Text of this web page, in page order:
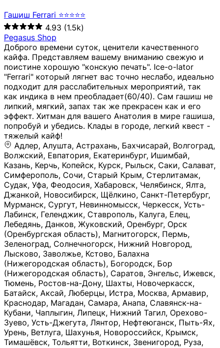
Гашиш Ferrari ⭐⭐⭐⭐⭐
4.93 (1.5k)
Pegasus Shop
Доброго времени суток, ценители качественного
кайфа. Представляем вашему вниманию свежую и
поистине хорошую "конскую печать". Ice-o-lator
"Ferrari" который лягнет вас точно неслабо, идеально
подходит для расслабительных мероприятий, так
как индика в нем преобладает(60/40). Сам гашиш не
липкий, мягкий, запах так же прекрасен как и его
эффект. Хитман для вашего Анатолия в мире гашиша,
попробуй и убедись. Клады в городе, легкий квест -
тяжелый кайф!
Адлер, Алушта, Астрахань, Бахчисарай, Волгоград, Волжский, Евпатория, Екатеринбург, Ишимбай, Казань, Керчь, Копейск, Курск, Рыльск, Саки, Салават, Симферополь, Сочи, Старый Крым, Стерлитамак, Судак, Уфа, Феодосия, Хабаровск, Челябинск, Ялта, Джанкой, Новосибирск, Щёлкино, Санкт-Петербург, Мурманск, Сургут, Невинномысск, Черкесск, Усть-Лабинск, Геленджик, Ставрополь, Калуга, Елец, Лебедянь, Данков, Жуковский, Оренбург, Орск (Оренбургская область), Магнитогорск, Пермь, Зеленоград, Солнечногорск, Нижний Новгород, Лысково, Заволжье, Кстово, Балахна (Нижегородская область), Богородск, Бор (Нижегородская область), Саратов, Энгельс, Ижевск, Тюмень, Ростов-на-Дону, Шахты, Новочеркасск, Батайск, Аксай, Люберцы, Истра, Москва, Армавир, Краснодар, Магадан, Самара, Анапа, Славянск-на-Кубани, Чаплыгин, Липецк, Нижний Тагил, Орехово-Зуево, Усть-Джегута, Лянтор, Нефтеюганск, Пыть-Ях, Урень, Ветлуга, Шахунья, Новороссийск, Крымск, Тимашёвск, Тольятти, Воткинск, Звенигород, Руза, Можайск, Белгород, Воронеж, Соликамск, Нытва, Лысьва (Пермский край), Чусовой, Кунгур, Краснокамск, Миасс, Губаха, Тула, Новомосковск, Донской, Омск, Льгов, Мытищи, Королёв, Ивантеевка, Балашиха, Семилуки, Кудымкар, Старый Оскол, Оса (Пермский край), Одинцово (Московская область), Ханты-Мансийск, Лабинск, Темрюк, Курганинск, Белореченск (Краснодарский край), Алупкa, Губкин, Рязань, Калининград, Усть-Илимск, Фрязино, Минеральные Воды, Пятигорск, Кострома, Ярославль, Коркино, Верхняя Пышма, Подольск, Красноярск, Смоленск, Долгопрудный, Чебоксары, Калачинск, Канск, Киров (Кировская область), Вологда, Рославль, Владивосток, Обнинск, Балабаново (Калужская область), Малоярославец, Брянск, Видное, Ярцево, Вязьма, Гагарин, Приволжск, Фурманов, Чайковский, Кинешма, Горячий Ключ, Улан-Удэ, Туймазы, Дюртюли, Альметьевск, Нефтекамск, Хадыженск, Апшеронск, Майкоп, Уссурийск, Ульяновск, Гатчина, Луга (Ленинградская область), Надым, Ногинск, Электросталь, Железнодорожный (Московская область), Бутурлиновка, Кириллов, Краснознаменск (Калиниградская область), Мышкин, Томмот, Холм, Абакан, Абдулино, Агидель, Агрыз, Адыгейск, Азнакаево, Алатырь, Алдан, Алейск, Александров, Александровск, Алексеевка (Белгородская обл.), Алексин, Амурск, Анадырь, Ангарск, Андреаполь, Анжеро-Судженск, Анива, Апатиты, Арамиль, Ардон, Арзамас, Аркадак, Арсеньев, Артём, Артёмовский, Архангельск, Асбест, Асино, Аткарск, Ахтубинск, Аша, Бабаево (Вологодская область), Бавлы (Республика Татарстан), Байкальск, Бакал, Баксан, Балаклава, Балаково (Саратовская область), Балашов (Саратовская область), Балтийск, Барабинск, Барнаул, Барыш (Ульяновская область), Бежецк, Белая Калитва (Ростовская область), Белебей, Белогорск (Крым), Белозерск, Белокуриха, Беломорск, Белоозёрский (Московская область), Белорецк (Республика Башкортостан), Кызыл, Белоярский (Ханты-Мансийский АО), Бердск, Березники (Пермский край), Берёзовский (Кемеровская область), Берёзовский (Свердловская область), Беслан, Бийск, Бикин, Билибино, Биробиджан, Благовещенск (Амурская область), Благовещенск (Башкортостан), Бобров, Богородицк, Боготол, Богучар, Бокситогорск (Ленинградская область), Бологое (Тверская область), Болхов, Большой Камень (Приморский край), Борисоглебск (Воронежская область), Боровичи (Новгородская область), Боровск, Бородино, Братск, Бронницы (Московская область), Бугульма (Республика Татарстан), Бугуруслан (Оренбургская область), Буинск, Буй, Буйнакск, Валдай, Валуйки, Велиж, Великие Луки, Великий Новгород, Великий Устюг, Вельск, Венёв, Верещагино, Верхнеуральск, Верхний Уфалей, Верхняя Салда, Верхняя Тура, Весьегонск, Вилючинск, Вихоревка, Вичуга, Владикавказ, Волгодонск, Волгореченск, Володарск, Волосово, Волчанск, Вольск, Воркута, Ворсма, Всеволожск (Ленинградская область), Вуктыл, Выкса, Высоковск, Высоцк, Вытегра, Вышний Волочёк, Вяземский, Вязники, Вятские Поляны, Нея, Шилка, Гаврилов Посад, Гаврилов-Ям, Гай, Галич, Гдов, Голицыно, Горно-Алтайск, Горнозаводск, Горняк, Городец, Гороховец, Гремячинск, Грозный, Грязи, Грязовец, Губкинский, Гуково, Гулькевичи, Гурьевск (Калининградская область), Гурьевск (Кемеровская область), Гусев, Гусь-Хрустальный, Давлеканово, Далматово, Дальнегорск, Дегтярск, Дедовск, Демидов, Дербент, Десногорск, Дзержинск, Дзержинский (Московская область), Дивногорск, Димитровград, Дмитровск, Дно, Добрянка, Долинск, Домодедово, Донецк (ДНР), Дорогобуж, Дрезна, Дубна, Дудинка, Духовщина, Дятьково, Егорьевск, Елабуга, Елизово, Ельня (Будет изменено название), Емва, Енисейск, Ермолино, Ершов, Ессентуки, Ефремов, Железноводск, Железногорск (Красноярский край), Железногорск (Курская область), Железногорск-Илимский, Жигулёвск, Жиздра, Жирновск, Жуков, Жуковка, Заводоуковск, Заволжск, Задонск, Заинск, Заозёрный, Заозёрск, Западная Двина, Заполярный, Зарайск, Заречный (Пензенская область), Заречный (Свердловская область), Заринск, Звенигово, Зверево, Зеленогорск ( Ленинградская обл. ), Зеленоградск, Зеленодольск, Зеленокумск, Зерноград, Зима, Змеиногорск, Зубцов, Ивангород, Иваново, Ивдель, Избербаш, Изобильный, Иланский, Инза, Инкерман, Инта, Ипатово, Искитим, Йошкар-Ола, Кадников, Калач, Калач-на-Дону, Калининск, Калтан, Калязин, Камбарка, Каменка (Пензенская область), Каменногорск (Ленинградская область), Каменск-Уральский, Каменск-Шахтинский, Камень-на-Оби, Камешково, Камышин, Канаш, Кандалакша, Карабаново, Карабаш, Карачаевск, Каргат, Каргополь, Карпинск, Карталы, Касимов, Касли, Каспийск, Катав-Ивановск, Катайск, Качканар, Кашин, Кашира, Кемерово, Кемь, Кизел, Кизилюрт, Кизляр, Кимовск, Кимры, Кингисепп, Кинель, Киреевск, Киренск, Киржач, Кириши, Кирово-Чепецк, Кировск (Ленинградская область), Кировск (Мурманская область), Кирсанов, Киселёвск, Кисловодск, Климовск, Клинцы, Княгинино, Ковдор, Ковров, Когалым, Козельск, Козьмодемьянск, Кола, Кологрив, Колпашево, Колпино, Кольчугино, Комсомольск, Комсомольск-на-Амуре, Конаково, Кондопога, Кондрово, Константиновск, Кораблино, Кореновск, Корсаков, Коряжма, Костерёво, Костомукша, Котельники, Котельниково, Котельнич, Котлас, Котовск, Кохма, Красноармейск (Московская область), Краснозаводск, Краснознаменск (Московская область), Краснокаменск, Краснослободск (Волгоградская область), Краснотурьинск, Красноуральск, Красный Сулин, Кремёнки, Кропоткин, Кубинка, Кувшиново (Тверская область), Кудрово, Кулебаки, Кумертау, Курлово, Куровское, Куртамыш, Курчатов, Куса, Кушва, Кыштым, Лабытнанги, Лагань, Лаишево (Республика Татарстан), Лакинск, Лангепас, Лахденпохья, Ленинск-Кузнецкий, Ленск (Республика Саха), Лермонтов (Ставропольский край), Лесозаводск (Приморский край), Лесосибирск, Ливны (Орловская область), Ликино-Дулёво, Липки (Тульская область), Лиски (Воронежская область), Лихославль, Лодейное Поле, Ломоносов (Санкт-Петербург), Лосино-Петровский, Лукоянов, Луховицы, Лыткарино, Любань (Ленинградская область), Любим, Людиново, Магас, Майский, Макаров, Малая Вишера, Малгобек, Мамадыш, Мамоново, Мантурово, Маркс, Махачкала, Мглин, Мегион, Медвежьегорск, Медногорск, Медынь, Меленки, Мелеуз, Менделеевск, Мещовск, Микунь, Миллерово, Минусинск, Миньяр, Мирный (Архангельская область), Мирный (Якутия), Михайловка (Город), Михайловск (Свердловская область), Михайловск (Ставропольский край), Могоча, Можга, Моздок, Мончегорск, Морозовск, Моршанск, Мосальск, Муравленко, Мурино, Муром, Мценск, Мыски, Набережные Челны, Навашино (Нижегородская область), Назарово (Красноярский край), Назрань, Нальчик, Наро-Фоминск, Нарткала, Нарьян-Мар, Находка, Невель (Псковская область), Невельск, Невьянск, Нелидово (Тверская область), Неман, Нерехта (Костромская область), Нерюнгри, Нестеров, Нефтегорск (Самарская область), Нефтекумск, Нижневартовск, Нижнекамск (Республика Татарстан), Нижнеудинск, Нижние Серги, Нижний Ломов, Нижняя Тура, Николаевск-на-Амуре, Никольск (Вологодская область), Никольск (Пензенская область), Новая Ладога, Новая Ляля, Новоалександровск, Новоалтайск, Нововоронеж, Новодвинск, Новозыбков, Новокубанск, Новокуйбышевск, Новомичуринск, Новопавловск, Новоржев, Новосокольники, Новотроицк, Новоульяновск, Новоуральск, Новохопёрск, Новочебоксарск, Новошахтинск, Новый Оскол, Новый Уренгой, Норильск, Нурлат, Нягань, Нязепетровск, Няндома, Облучье, Обоянь, Озёрск (Калининградская область), Озёрск (Челябинская область), Озёры, Октябрьск (Самарская область), Октябрьский (Башкортостан), Окуловка (Новгородская область), Оленегорск, Олонец, Онега, Опочка, Осинники, Осташков, Остров, Острогожск, Отрадный, Оха, Павлово, Павловск (Воронежская область), Павловск (Санкт-Петербург), Павловский Посад, Партизанск, Певек, Пенза, Первоуральск, Перевоз, Пересвет, Переславль-Залесский, Пестово (Новгородская область), Петрозаводск, Петропавловск-Камчатский, Печоры, Пикалёво, Пионерский, Питкяранта, Плавск, Плёс, Подпорожье, Покачи, Покров, Покровск, Полесск, Полысаево, Полярные Зори, Полярный, Поронайск, Порхов, Похвистнево, Почеп, Починок, Пошехонье, Правдинск, Приморск (Калининградская область), Приморско-Ахтарск, Приозерск, Прокопьевск, Протвино, Прохладный, Пугачёв, Пудож, Пустошка, Пушкино, Пущино, Пыталово, Радужный (Владимирская область), Радужный (Ханты-Мансийский АО), Райчихинск, Раменское, Рассказово, Ревда, Реж, Реутов, Родники, Россошь, Ростов (Ярославская обл.), Рошаль, Ртищево, Рубцовск, Рузаевка, Рыбинск, Рыбное, Ряжск, Салехард, Сальск, Саранск, Сарапул, Саров, Сасово, Сатка, Сафоново, Саяногорск, Саянск, Светлогорск, Светлоград, Светлый, Светогорск (Ленинградская область), Свободный, Себеж, Северобайкальск, Северодвинск, Североуральск, Сегежа, Семикаракорск, Сенгилей, Серафимович, Сергач, Сергиев Посад, Сердобск, Сертолово (Ленинградская область), Сестрорецк (Ленинградская область), Сибай, Скопин, Славгород, Сланцы, Слободской, Слюдянка, Собинка, Советск (Кировская область), Советск (Калининградская область), Советск (Тульская область), Советская Гавань, Советский (Ханты-Мансийский АО), Сокол (Вологодская область), Солигалич, Соль-Илецк, Сольцы, Сортавала, Сосенский, Сосновоборск, Сосновый Бор (Ленинградская область), Сосногорск, Спас-Клепики, Спасск-Рязанский, С